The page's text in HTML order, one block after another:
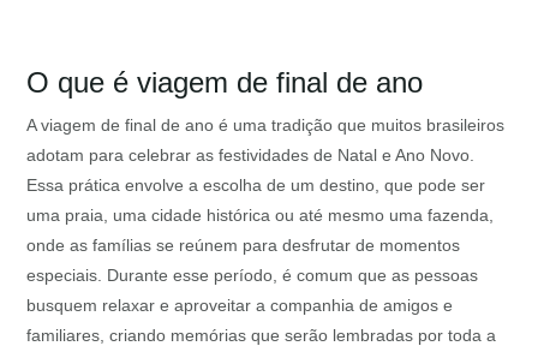
O que é viagem de final de ano
A viagem de final de ano é uma tradição que muitos brasileiros
adotam para celebrar as festividades de Natal e Ano Novo.
Essa prática envolve a escolha de um destino, que pode ser
uma praia, uma cidade histórica ou até mesmo uma fazenda,
onde as famílias se reúnem para desfrutar de momentos
especiais. Durante esse período, é comum que as pessoas
busquem relaxar e aproveitar a companhia de amigos e
familiares, criando memórias que serão lembradas por toda a